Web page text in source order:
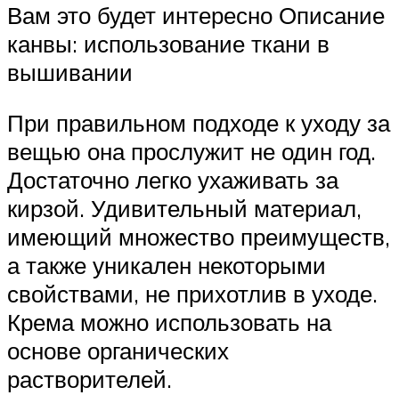
Вам это будет интересно Описание
канвы: использование ткани в
вышивании
При правильном подходе к уходу за
вещью она прослужит не один год.
Достаточно легко ухаживать за
кирзой. Удивительный материал,
имеющий множество преимуществ,
а также уникален некоторыми
свойствами, не прихотлив в уходе.
Крема можно использовать на
основе органических
растворителей.